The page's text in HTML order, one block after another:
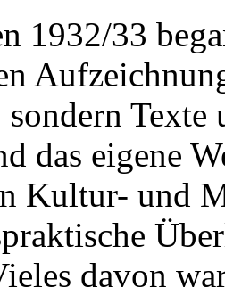
1932/33
sondern
das eigene
Kultur- und
davon